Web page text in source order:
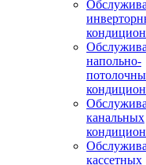
напольно-
канальных
кассетных